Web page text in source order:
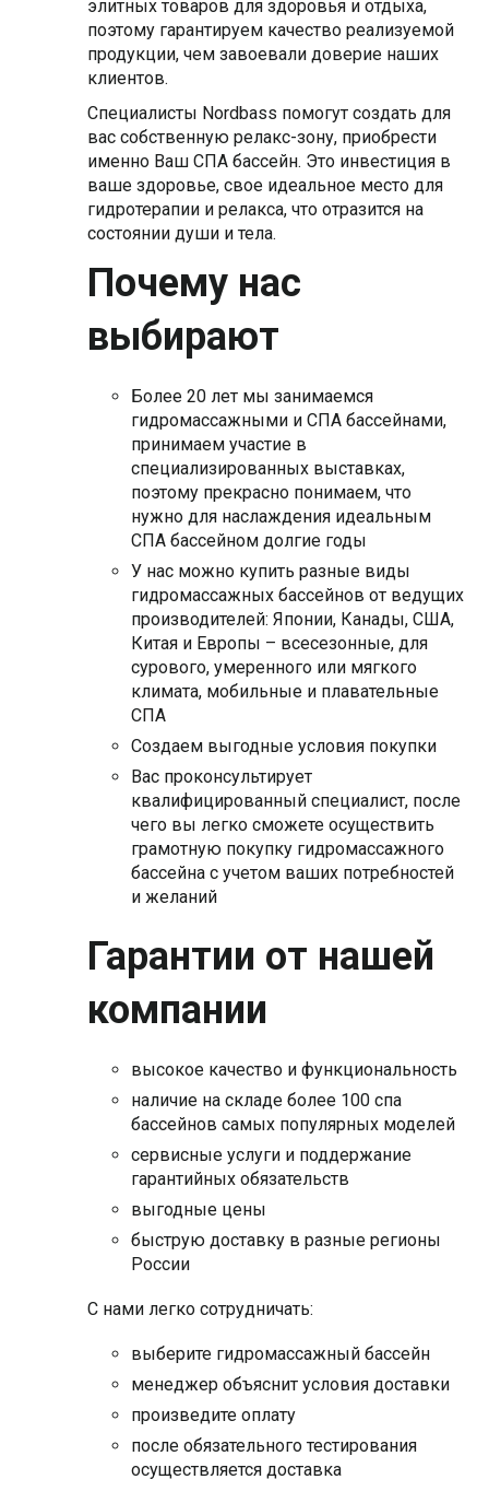
элитных товаров для здоровья и отдыха,
поэтому гарантируем качество реализуемой
продукции, чем завоевали доверие наших
клиентов.
Специалисты Nordbass помогут создать для
вас собственную релакс-зону, приобрести
именно Ваш СПА бассейн. Это инвестиция в
ваше здоровье, свое идеальное место для
гидротерапии и релакса, что отразится на
состоянии души и тела.
Почему нас
выбирают
Более 20 лет мы занимаемся
гидромассажными и СПА бассейнами,
принимаем участие в
специализированных выставках,
поэтому прекрасно понимаем, что
нужно для наслаждения идеальным
СПА бассейном долгие годы
У нас можно купить разные виды
гидромассажных бассейнов от ведущих
производителей: Японии, Канады, США,
Китая и Европы – всесезонные, для
сурового, умеренного или мягкого
климата, мобильные и плавательные
СПА
Создаем выгодные условия покупки
Вас проконсультирует
квалифицированный специалист, после
чего вы легко сможете осуществить
грамотную покупку гидромассажного
бассейна с учетом ваших потребностей
и желаний
Гарантии от нашей
компании
высокое качество и функциональность
наличие на складе более 100 спа
бассейнов самых популярных моделей
сервисные услуги и поддержание
гарантийных обязательств
выгодные цены
быструю доставку в разные регионы
России
С нами легко сотрудничать:
выберите гидромассажный бассейн
менеджер объяснит условия доставки
произведите оплату
после обязательного тестирования
осуществляется доставка